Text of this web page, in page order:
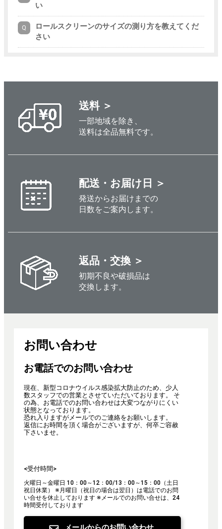
い
ロールスクリーンのサイズの測り方を教えてくだ
さい
送料 ＞
一部地域を除き、
送料は全品無料です。
配送・お届け日 ＞
発送からお届けまでの
日数をご案内します。
返品・交換 ＞
初期不良や破損品は
交換します。
お問い合わせ
お電話でのお問い合わせ
現在、新型コロナウイルス感染拡大防止のため、少人
数スタッフでの営業とさせていただいております。 そ
の為、お電話でのお問い合わせは大変つながりにくい
状態となっております。
恐れ入りますがメールでのご連絡をお願いします。
返信にお時間を頂く場合がございますが、何卒ご容赦
下さいませ。
<受付時間>
火曜日～金曜日 10：00～12：00/13：00～15：00（土日
祝日休業）
※月曜日（祝日の場合は翌日）は電話でのお問
い合せを休止しております ※メールでのお問い合せは、24
時間受付しております